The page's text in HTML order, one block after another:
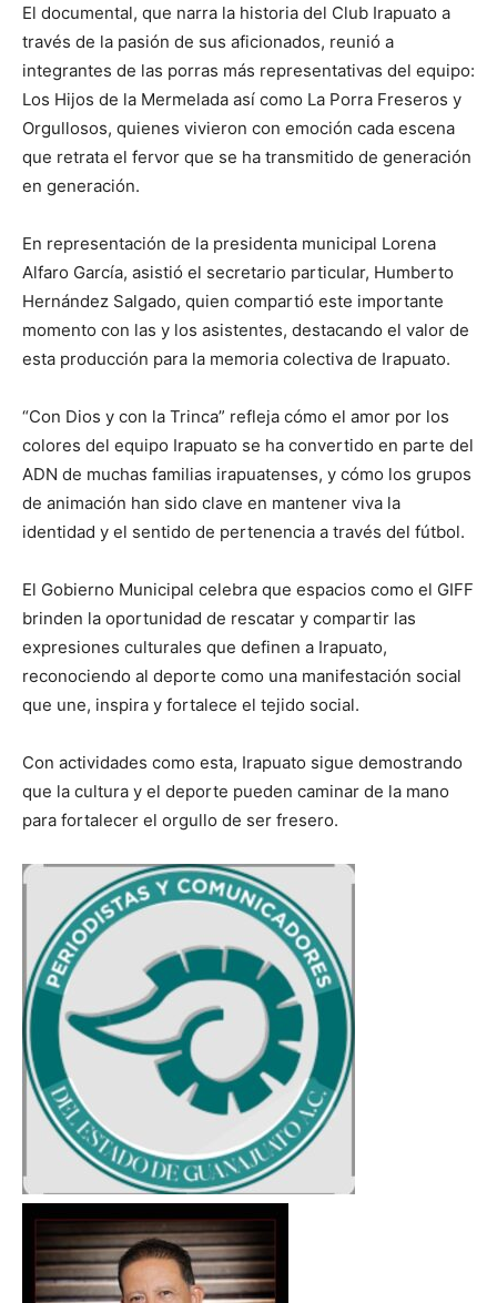
El documental, que narra la historia del Club Irapuato a
través de la pasión de sus aficionados, reunió a
integrantes de las porras más representativas del equipo:
Los Hijos de la Mermelada así como La Porra Freseros y
Orgullosos, quienes vivieron con emoción cada escena
que retrata el fervor que se ha transmitido de generación
en generación.
En representación de la presidenta municipal Lorena
Alfaro García, asistió el secretario particular, Humberto
Hernández Salgado, quien compartió este importante
momento con las y los asistentes, destacando el valor de
esta producción para la memoria colectiva de Irapuato.
“Con Dios y con la Trinca” refleja cómo el amor por los
colores del equipo Irapuato se ha convertido en parte del
ADN de muchas familias irapuatenses, y cómo los grupos
de animación han sido clave en mantener viva la
identidad y el sentido de pertenencia a través del fútbol.
El Gobierno Municipal celebra que espacios como el GIFF
brinden la oportunidad de rescatar y compartir las
expresiones culturales que definen a Irapuato,
reconociendo al deporte como una manifestación social
que une, inspira y fortalece el tejido social.
Con actividades como esta, Irapuato sigue demostrando
que la cultura y el deporte pueden caminar de la mano
para fortalecer el orgullo de ser fresero.